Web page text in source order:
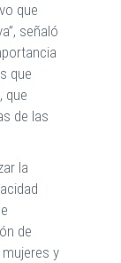
que
señaló
que
que
de las
la
de
y